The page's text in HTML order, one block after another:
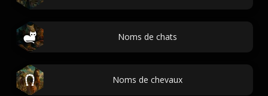
Noms de chats
Noms de chevaux